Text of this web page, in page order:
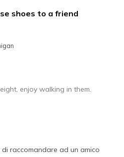
shoes to a friend
enjoy walking in them.
raccomandare ad un amico